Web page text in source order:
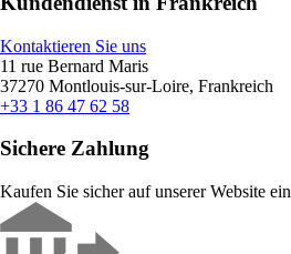
Kontaktieren Sie uns
11 rue Bernard Maris
37270 Montlouis-sur-Loire, Frankreich
+33 1 86 47 62 58
Sichere Zahlung
Kaufen Sie sicher auf unserer Website ein